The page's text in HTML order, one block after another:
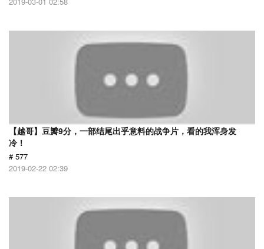
【越哥】豆瓣9分，一部结尾出乎意料的战争片，看的我浑身发
冷！
# 577
2019-02-22 02:39